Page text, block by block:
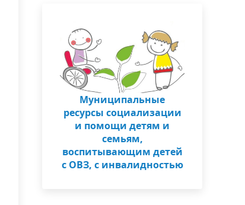
Муниципальные
ресурсы социализации
и помощи детям и
семьям,
воспитывающим детей
с ОВЗ, с инвалидностью